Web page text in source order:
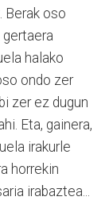
Berak oso
gertaera
halako
ondo zer
zer ez dugun
Eta, gainera,
irakurle
horrekin
irabaztea...